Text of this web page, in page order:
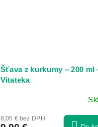
Šťava z kurkumy – 200 ml
Vitateka
8,05 € bez DPH